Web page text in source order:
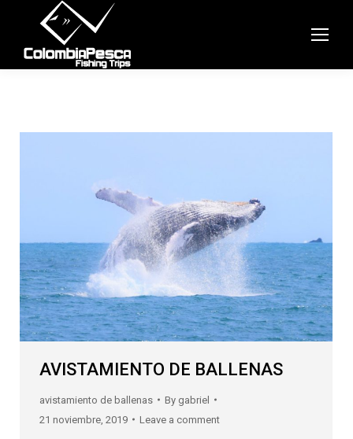
AVISTAMIENTO DE BALLENAS
avistamiento de ballenas By gabriel
21 noviembre, 2019
Leave a comment